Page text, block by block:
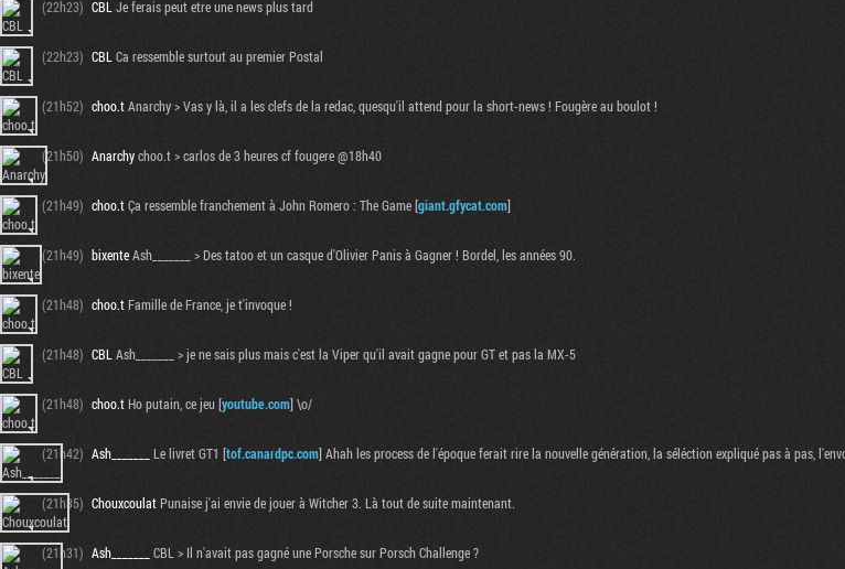
(22h23) CBL Je ferais peut etre une news plus tard
(22h23) CBL Ca ressemble surtout au premier Postal
(21h52) choo.tAnarchy > Vas y là, il a les clefs de la redac, quesqu'il attend pour la short-news ! Fougère au boulot !
(21h50) Anarchychoo.t > carlos de 3 heures cf fougere @18h40
(21h49) choo.tÇa ressemble franchement à John Romero : The Game [giant.gfycat.com]
(21h49) bixenteAsh_______ > Des tatoo et un casque d'Olivier Panis à Gagner ! Bordel, les années 90.
(21h48) choo.tFamille de France, je t'invoque !
(21h48) CBL Ash_______ > je ne sais plus mais c'est la Viper qu'il avait gagne pour GT et pas la MX-5
(21h48) choo.tHo putain, ce jeu [youtube.com] \o/
(21h42) Ash_______ Le livret GT1 [tof.canardpc.com] Ahah les process de l'époque ferait rire la nouvelle génération, la séléction expliqué pas à pas,
(21h35) ChouxcoulatPunaise j'ai envie de jouer à Witcher 3. Là tout de suite maintenant.
(21h31) Ash_______ CBL > Il n'avait pas gagné une Porsche sur Porsch Challenge ?